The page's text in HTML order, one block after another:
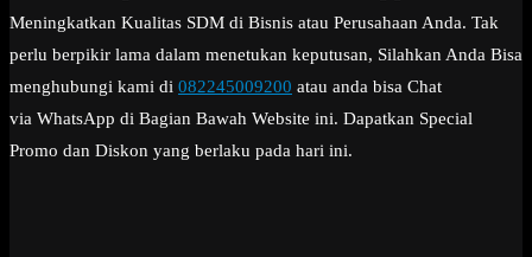
Meningkatkan Kualitas SDM di Bisnis atau Perusahaan Anda. Tak
perlu berpikir lama dalam menetukan keputusan, Silahkan Anda Bisa
menghubungi kami di 082245009200 atau anda bisa Chat
via WhatsApp di Bagian Bawah Website ini. Dapatkan Special
Promo dan Diskon yang berlaku pada hari ini.